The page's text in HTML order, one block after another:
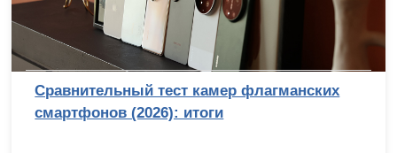
Сравнительный тест камер флагманских
смартфонов (2026): итоги